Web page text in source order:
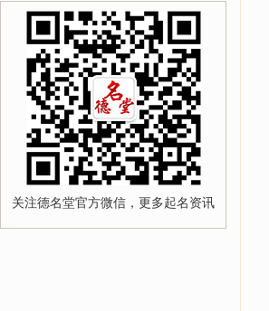
关注德名堂官方微信，更多起名资讯